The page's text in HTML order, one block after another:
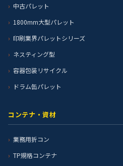
中古パレット
1800mm大型パレット
印刷業界パレットシリーズ
ネスティング型
容器包装リサイクル
ドラム缶パレット
コンテナ・資材
業務用折コン
TP規格コンテナ